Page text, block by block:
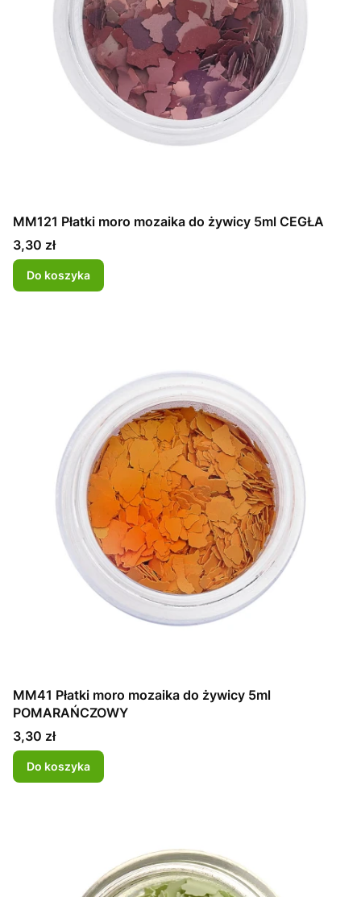
MM121 Płatki moro mozaika do żywicy 5ml CEGŁA
Cena
3,30 zł
Do koszyka
MM41 Płatki moro mozaika do żywicy 5ml
POMARAŃCZOWY
Cena
3,30 zł
Do koszyka